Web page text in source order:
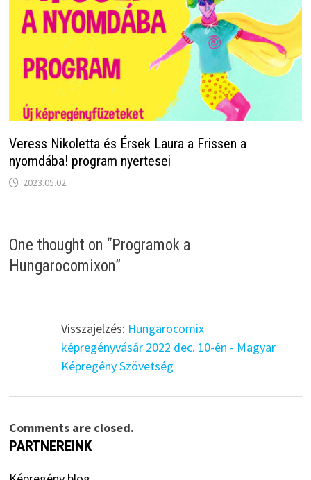
Veress Nikoletta és Érsek Laura a Frissen a
nyomdába! program nyertesei
2023.05.02.
One thought on “Programok a
Hungarocomixon”
Visszajelzés: Hungarocomix
képregényvásár 2022 dec. 10-én - Magyar
Képregény Szövetség
Comments are closed.
PARTNEREINK